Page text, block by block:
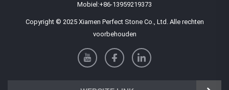
Mobiel:+86-13959219373
Copyright © 2025 Xiamen Perfect Stone Co., Ltd. Alle rechten
voorbehouden